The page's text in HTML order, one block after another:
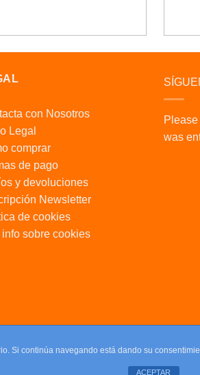
con Nosotros
Legal
comprar
de pago
y devoluciones
Newsletter
de cookies
info sobre cookies
was
Si continúa navegando está dando su
ACEPTAR